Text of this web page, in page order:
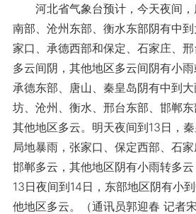
河北省气象台预计，今天夜间，
南部、沧州东部、衡水东部阴有中
家口、承德西部和保定、石家庄、
多云间阴，其他地区多云间阴有小雨
承德东部、唐山、秦皇岛阴有中到
坊、沧州、衡水、邢台东部、邯郸东
其他地区多云。明天夜间到13日，
局地暴雨，张家口、保定西部、石家
邯郸多云，其他地区阴有小雨转多云
13日夜间到14日，东部地区阴有小
他地区多云。（通讯员郭迎春 记者宋